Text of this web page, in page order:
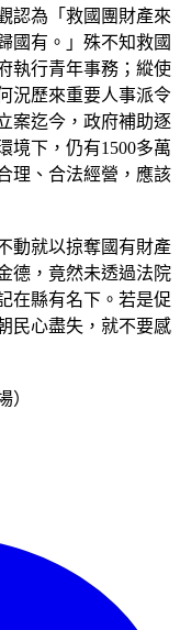
認為「救國團財產來
國有。」殊不知救國
執行青年事務；縱使
況歷來重要人事派令
案迄今，政府補助逐
境下，仍有1500多萬
理、合法經營，應該
動就以掠奪國有財產
德，竟然未透過法院
在縣有名下。若是促
民心盡失，就不要感
）